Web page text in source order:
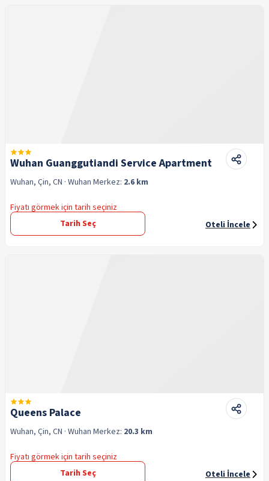
Wuhan Guanggutiandi Service Apartment
Wuhan, Çin, CN · Wuhan Merkez: 2.6 km
Fiyatı görmek için tarih seçiniz
Tarih Seç
Oteli İncele
Queens Palace
Wuhan, Çin, CN · Wuhan Merkez: 20.3 km
Fiyatı görmek için tarih seçiniz
Tarih Seç
Oteli İncele